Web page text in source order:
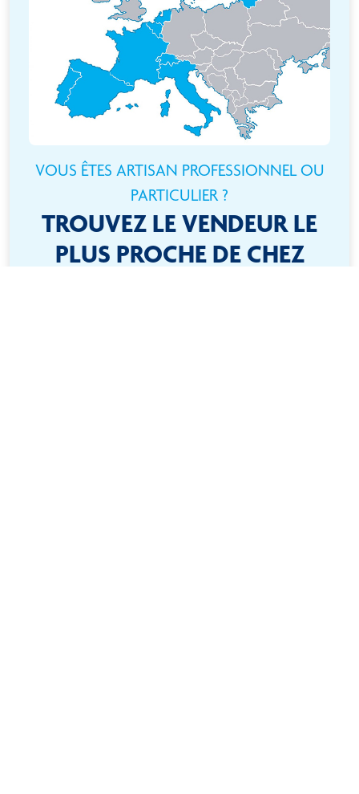
VOUS ÊTES ARTISAN PROFESSIONNEL OU
PARTICULIER ?
TROUVEZ LE VENDEUR LE
PLUS PROCHE DE CHEZ